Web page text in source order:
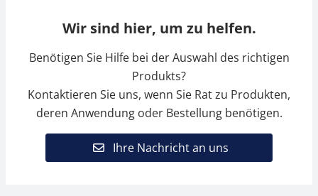
Wir sind hier, um zu helfen.
Benötigen Sie Hilfe bei der Auswahl des richtigen
Produkts?
Kontaktieren Sie uns, wenn Sie Rat zu Produkten,
deren Anwendung oder Bestellung benötigen.
Ihre Nachricht an uns